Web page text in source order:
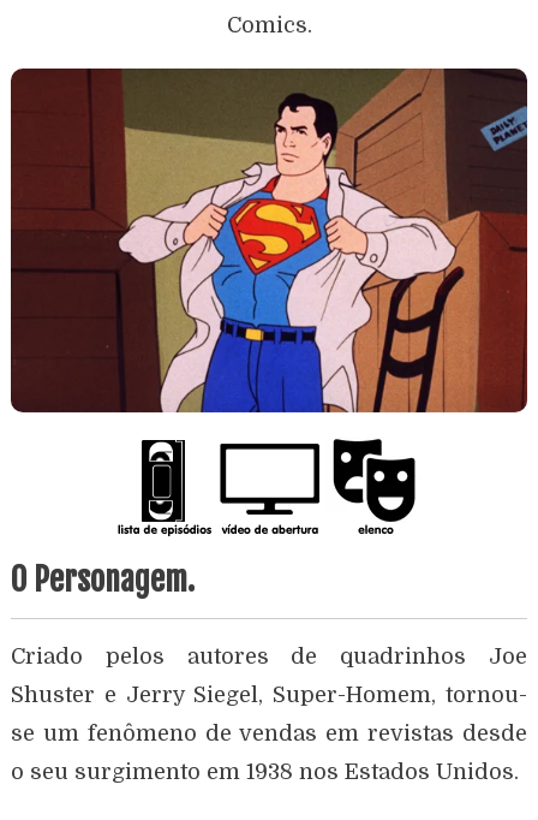
Comics.
O Personagem.
Criado pelos autores de quadrinhos Joe
Shuster e Jerry Siegel, Super-Homem, tornou-
se um fenômeno de vendas em revistas desde
o seu surgimento em 1938 nos Estados Unidos.